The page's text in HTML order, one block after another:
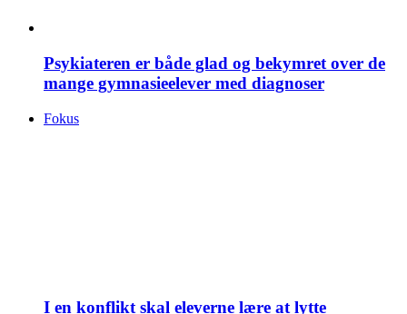
Psykiateren er både glad og bekymret over de
mange gymnasieelever med diagnoser
Fokus
I en konflikt skal eleverne lære at lytte